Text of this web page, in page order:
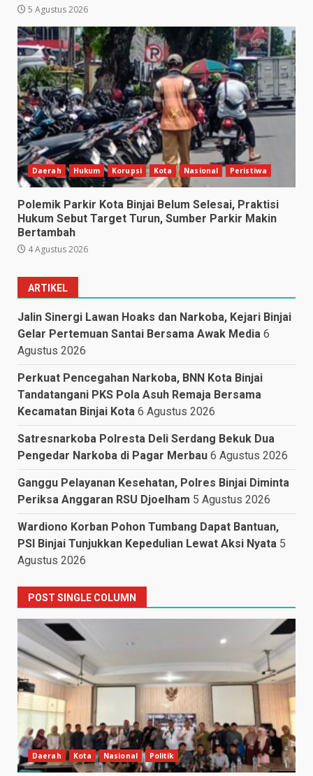
5 Agustus 2026
Daerah Hukum Korupsi Kota Nasional Peristiwa
Polemik Parkir Kota Binjai Belum Selesai, Praktisi
Hukum Sebut Target Turun, Sumber Parkir Makin
Bertambah
4 Agustus 2026
ARTIKEL
Jalin Sinergi Lawan Hoaks dan Narkoba, Kejari Binjai
Gelar Pertemuan Santai Bersama Awak Media 6
Agustus 2026
Perkuat Pencegahan Narkoba, BNN Kota Binjai
Tandatangani PKS Pola Asuh Remaja Bersama
Kecamatan Binjai Kota 6 Agustus 2026
Satresnarkoba Polresta Deli Serdang Bekuk Dua
Pengedar Narkoba di Pagar Merbau 6 Agustus 2026
Ganggu Pelayanan Kesehatan, Polres Binjai Diminta
Periksa Anggaran RSU Djoelham 5 Agustus 2026
Wardiono Korban Pohon Tumbang Dapat Bantuan,
PSI Binjai Tunjukkan Kepedulian Lewat Aksi Nyata 5
Agustus 2026
POST SINGLE COLUMN
Daerah Kota Nasional Politik